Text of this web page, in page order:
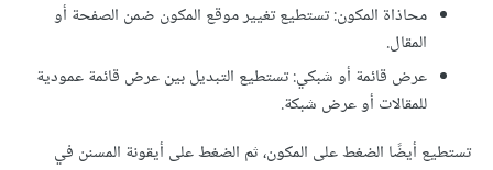
محاذاة المكون: تستطيع تغيير موقع المكون ضمن الصفحة أو
المقال.
عرض قائمة أو شبكي: تستطيع التبديل بين عرض قائمة عمودية
للمقالات أو عرض شبكة.
تستطيع أيضًا الضغط على المكون، ثم الضغط على أيقونة المسنن في